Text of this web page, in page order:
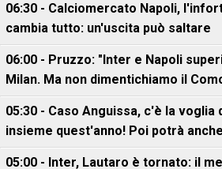
06:30 - Calciomercato Napoli,
cambia tutto: un'uscita può saltare
06:00 - Pruzzo: "Inter e Napoli
Milan. Ma non dimentichiamo il
05:30 - Caso Anguissa, c'è la voglia
insieme quest'anno! Poi potrà
05:00 - Inter, Lautaro è tornato: il